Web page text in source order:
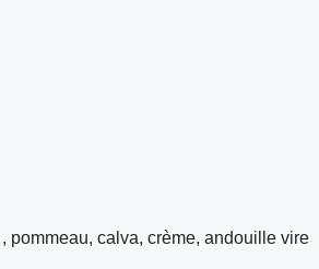
pommeau, calva, crème, andouille vire